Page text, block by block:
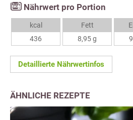
Nährwert pro Portion
kcal
436
Fett
8,95 g
Detaillierte Nährwertinfos
ÄHNLICHE REZEPTE